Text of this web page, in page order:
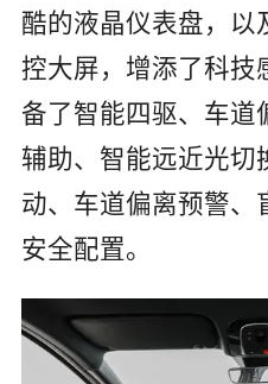
酷的液晶仪表盘，以
控大屏，增添了科技
备了智能四驱、车道
辅助、智能远近光切
动、车道偏离预警
安全配置。